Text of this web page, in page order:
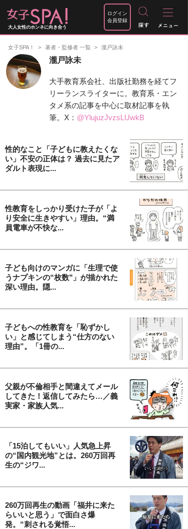
大人女性のホンネに向き合う
ログイン
会員登録
女子SPA！ 著者・監修者 一覧 瀧戸詠未
瀧戸詠未
大手教育系会社、出版社勤務を経てフ
リーランスライターに。教育系・エン
タメ系の記事を中心に取材記事を執
筆。X： @YlujuzJvzsLUwkB
性的なこと「子どもに教えたくな
い」不安の正体は？ 過去に見たア
ダルト表現に...
性教育をしっかり受けた子が「よ
り安全に生きやすい」理由。“満
員電車が不快な...
子ども向けのマンガに「生理で使
うナプキンの“枚数"」が描かれた
深い理由。隠...
子どもへの性教育を「恥ずかし
い」と感じてしまう“仕方のない
理由”。「1冊の...
父親が不倫相手と間違えてメール
してきた！返信してみたら…／義
実家・家族人気...
「15泊してもいい」人気急上昇
の“国内観光地”とは。260万回再
生の“ジワ...
260万回再生の動画「福井に来た
らいいと思う」で面白さ爆
発。“刺される覚悟...